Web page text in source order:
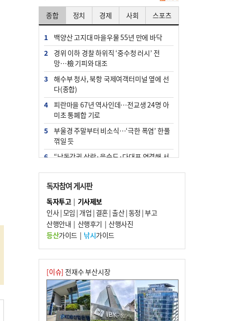
종합 정치 경제 사회 스포츠
1
백양산 고지대 마을우물 55년 만에 바닥
2
경위 이하 경찰 하위직 ‘중수청 러시’ 전
망…檢 기피와 대조
3
해수부 청사, 북항 국제여객터미널 옆에 선
다(종합)
4
피란마을 67년 역사인데…전교생 24명 아
미초 통폐합 기로
5
부울경 주말부터 비소식…‘극한 폭염’ 한풀
꺾일 듯
6
“낙동강권 삼락·을숙도·다대포 연결해 서
7
오늘의 날씨- 2026년 8월 7일
8
외국인 선원 ‘인신매매 경유지’ 된 부산…
우려가 현실로
9
[사설] 해수부 신청사 북항으로 확정, 해양
수도 도약의 전환점
10 르노 못 타는 부산시장…관용차 규정에 막
힌 지역기업 응원
독자참여 게시판
독자투고| 기사제보
인사|모임 | 개업 | 결혼|출산|동정 |부고
산행안내 | 산행후기 | 산행사진
등산가이드| 낚시가이드
[이슈] 전재수 부산시장